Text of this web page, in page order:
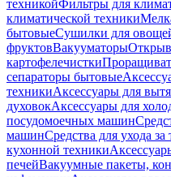
техникойФильтры для
климатической техники
бытовыеСушилки для
фруктовВакууматоры
картофелечистки
сепараторы бытовые
техникиАксессуары для
духовокАксессуары для
посудомоечных машин
машинСредства для ухода за
кухонной техники
печейВакуумные пакеты,